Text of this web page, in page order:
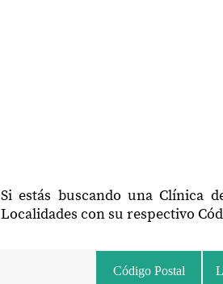
Si estás buscando una Clínica
Localidades con su respectivo
Código Postal